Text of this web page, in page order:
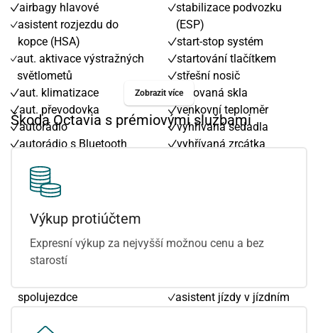
airbagy hlavové
asistent rozjezdu do
kopce (HSA)
aut. aktivace výstražných
světlometů
aut. klimatizace
aut. převodovka
autorádio
autorádio s Bluetooth
bezklíčové startování
bezklíčové startování a
odemykání
bluetooth
centrál dálkový
centrální zamykání
spolujezdce
stabilizace podvozku
(ESP)
start-stop systém
startování tlačítkem
střešní nosič
tónovaná skla
venkovní teploměr
vyhřívaná sedadla
vyhřívaná zrcátka
Android Auto
asistent jízdy v jízdním
Zobrazit více
Škoda Octavia s prémiovými službami
Výkup protiúčtem
Expresní výkup za nejvyšší možnou cenu a bez
starostí